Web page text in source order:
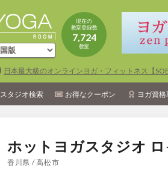
現在の
教室登録数
7,724
教室
日本最大級のオンラインヨガ・フィットネス【
スタジオ検索 お得なクーポン ヨガ資
ホットヨガスタジオ
香川県 / 高松市